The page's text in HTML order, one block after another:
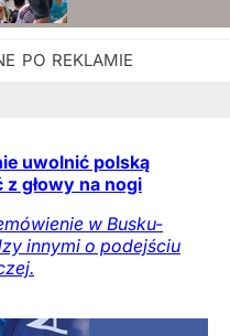
uwolnić polską
głowy na nogi
w Busku-
innymi o podejściu